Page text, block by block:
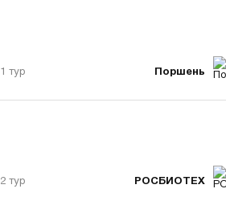
1 тур Поршень
2 тур РОСБИОТЕХ